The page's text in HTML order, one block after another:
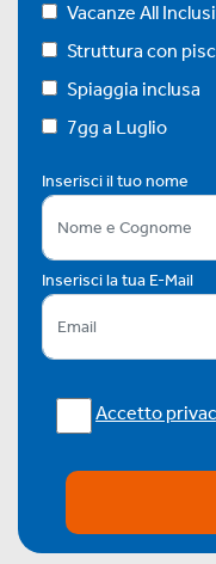
Vacanze All
Struttura con
Spiaggia inclusa
7gg a Luglio
Inserisci il tuo nome
Inserisci la tua E-Mail
Accetto